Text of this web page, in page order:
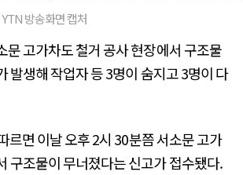
방송화면 캡처
문 고가차도 철거 공사 현장에서 구조물
발생해 작업자 등 3명이 숨지고 3명이 다
르면 이날 오후 2시 30분쯤 서소문 고가
구조물이 무너졌다는 신고가 접수됐다.